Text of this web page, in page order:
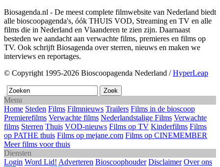
Biosagenda.nl - De meest complete filmwebsite van Nederland biedt
alle bioscoopagenda's, óók THUIS VOD, Streaming en TV en alle
films die in Nederland en Vlaanderen te zien zijn. Daarnaast
besteden we aandacht aan verwachte films, premieres en films op
TV. Ook schrijft Biosagenda over sterren, nieuws en maken we
interviews en reportages.
© Copyright 1995-2026 Bioscoopagenda Nederland /HyperLeap
Menu
Home Steden Films Filmnieuws Trailers Films in de bioscoop
Premierefilms Verwachte films Nederlandstalige Films Verwachte
films Sterren Thuis VOD-nieuws Films op TV Kinderfilms Films
op PATHE thuis Films op mejane.com Films op CINEMEMBER
Meer films voor thuis
Diensten
Login Word Lid! Adverteren Bioscoophouder Disclaimer Over ons